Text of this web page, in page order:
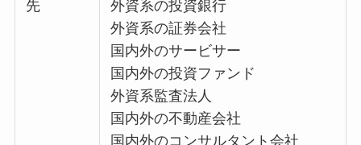
先
外資系の投資銀行
外資系の証券会社
国内外のサービサー
国内外の投資ファンド
外資系監査法人
国内外の不動産会社
国内外のコンサルタント会社